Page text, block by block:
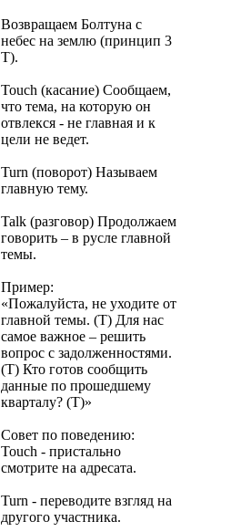
Возвращаем Болтуна с
небес на землю (принцип 3
Т).
Touch (касание) Сообщаем,
что тема, на которую он
отвлекся - не главная и к
цели не ведет.
Turn (поворот) Называем
главную тему.
Talk (разговор) Продолжаем
говорить – в русле главной
темы.
Пример:
«Пожалуйста, не уходите от
главной темы. (Т) Для нас
самое важное – решить
вопрос с задолженностями.
(Т) Кто готов сообщить
данные по прошедшему
кварталу? (Т)»
Совет по поведению:
Touch - пристально
смотрите на адресата.
Turn - переводите взгляд на
другого участника.